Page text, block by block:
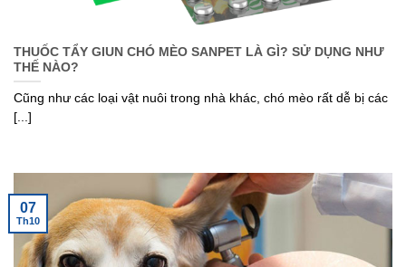
THUỐC TẨY GIUN CHÓ MÈO SANPET LÀ GÌ? SỬ DỤNG NHƯ
THẾ NÀO?
Cũng như các loại vật nuôi trong nhà khác, chó mèo rất dễ bị các
[...]
07
Th10